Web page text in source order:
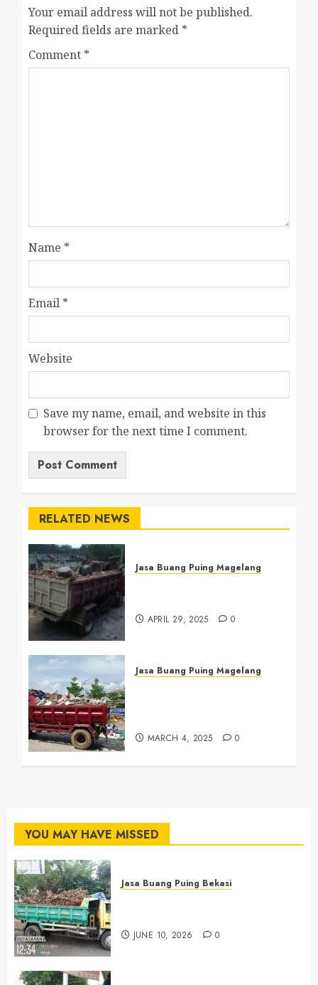
Your email address will not be published.
Required fields are marked *
Comment *
Name *
Email *
Website
Save my name, email, and website in this
browser for the next time I comment.
RELATED NEWS
Jasa Buang Puing Magelang
APRIL 29, 2025 0
Jasa Buang Puing Magelang
MARCH 4, 2025 0
YOU MAY HAVE MISSED
Jasa Buang Puing Bekasi
JUNE 10, 2026 0